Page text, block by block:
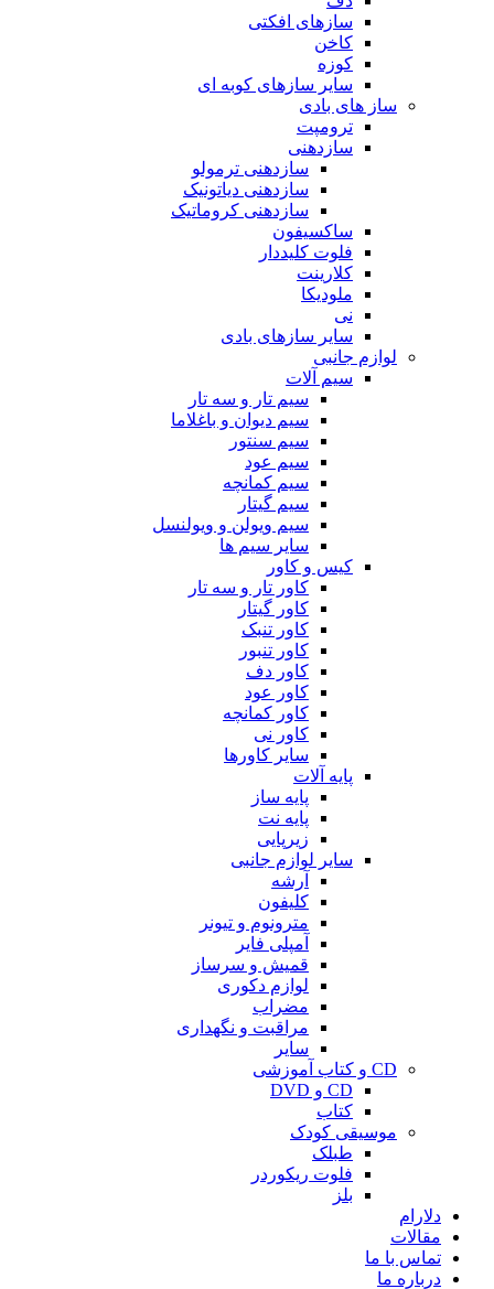
سازهای افکتی
کاخن
کوزه
سایر سازهای کوبه ای
ساز های بادی
ترومپت
سازدهنی
سازدهنی ترمولو
سازدهنی دیاتونیک
سازدهنی کروماتیک
ساکسیفون
فلوت کلیددار
کلارینت
ملودیکا
نی
سایر سازهای بادی
لوازم جانبی
سیم آلات
سیم تار و سه تار
سیم دیوان و باغلاما
سیم سنتور
سیم عود
سیم کمانچه
سیم گیتار
سیم ویولن و ویولنسل
سایر سیم ها
کیس و کاور
کاور تار و سه تار
کاور گیتار
کاور تنبک
کاور تنبور
کاور دف
کاور عود
کاور کمانچه
کاور نی
سایر کاورها
پایه آلات
پایه ساز
پایه نت
زیرپایی
سایر لوازم جانبی
آرشه
کلیفون
مترونوم و تیونر
آمپلی فایر
قمیش و سرساز
لوازم دکوری
مضراب
مراقبت و نگهداری
سایر
CD و کتاب آموزشی
CD و DVD
کتاب
موسیقی کودک
طبلک
فلوت ریکوردر
بلز
دلارام
مقالات
تماس با ما
درباره ما